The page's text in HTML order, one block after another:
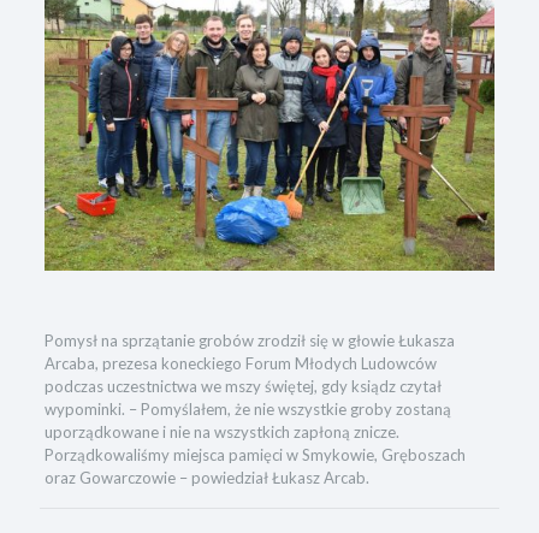
Pomysł na sprzątanie grobów zrodził się w głowie Łukasza
Arcaba, prezesa koneckiego Forum Młodych Ludowców
podczas uczestnictwa we mszy świętej, gdy ksiądz czytał
wypominki. – Pomyślałem, że nie wszystkie groby zostaną
uporządkowane i nie na wszystkich zapłoną znicze.
Porządkowaliśmy miejsca pamięci w Smykowie, Gręboszach
oraz Gowarczowie – powiedział Łukasz Arcab.